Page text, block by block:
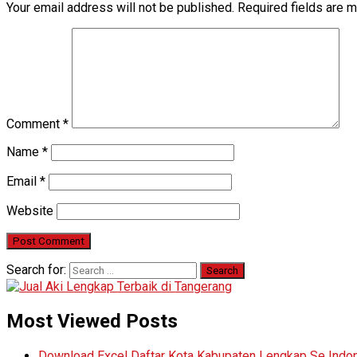
Your email address will not be published. Required fields are
Comment *
Name *
Email *
Website
Search for:
Most Viewed Posts